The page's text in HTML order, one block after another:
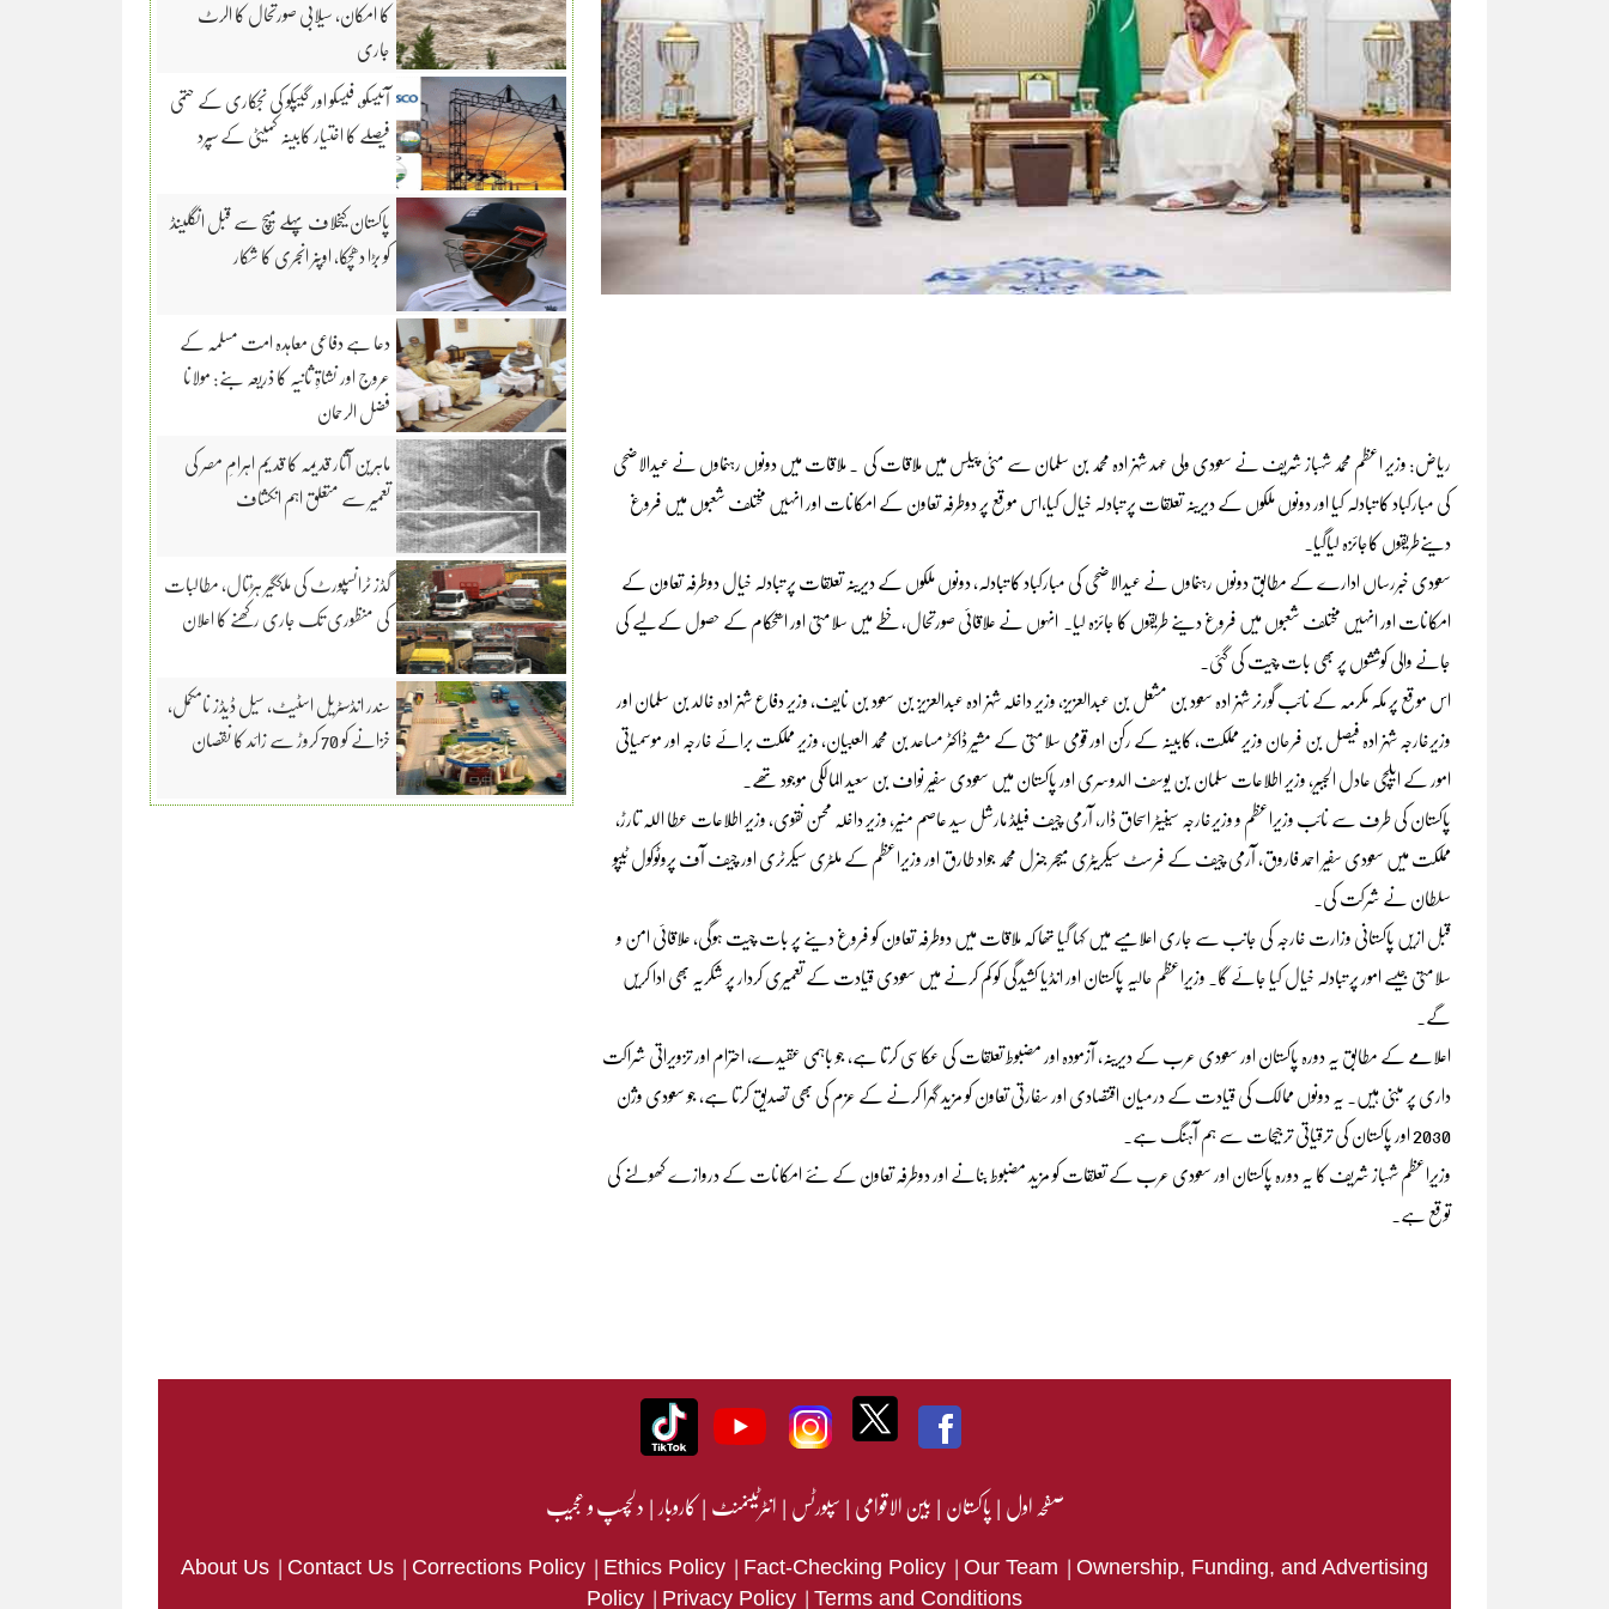
ریاض: وزیر اعظم محمد شہباز شریف نے سعودی ولی عہد شہزادہ محمد بن سلمان سے منیٰ پیلس میں ملاقات کی ۔ ملاقات میں دونوں رہنماوں نے عیدالاضحی
کی مبارکباد کا تبادلہ کیا اور دونوں ملکوں کے دیرینہ تعلقات پر تبادلہ خیال کیا،اس موقع پر دوطرفہ تعاون کے امکانات اور انہیں مختلف شعبوں میں فروغ
دینےطریقوں کاجائزہ لیاگیا۔
سعودی خبررساں ادارے کے مطابق دونوں رہنماوں نے عیدالاضحی کی مبارکباد کا تبادلہ، دونوں ملکوں کے دیرینہ تعلقات پر تبادلہ خیال دوطرفہ تعاون کے
امکانات اور انہیں مختلف شعبوں میں فروغ دینے طریقوں کا جائزہ لیا۔ انہوں نے علاقائی صورتحال، خطے میں سلامتی اور استحکام کے حصول کےلیے کی
جانے والی کوششوں پر بھی بات چیت کی گئی۔
اس موقع پر مکہ مکرمہ کے نائب گورنر شہزادہ سعود بن مشعل بن عبدالعزیز، وزیر داخلہ شہزادہ عبدالعزیز بن سعود بن نایف، وزیر دفاع شہزادہ خالد بن سلمان اور
وزیرخارجہ شہزادہ فیصل بن فرحان وزیر مملکت، کابینہ کے رکن اور قومی سلامتی کے مشیر ڈاکٹر مساعد بن محمد العبیان، وزیر مملکت برائے خارجہ اور موسمیاتی
امور کے ایلچی عادل الجبیر، وزیر اطلاعات سلمان بن یوسف الدوسری اور پاکستان میں سعودی سفیر نواف بن سعید المالکی موجود تھے۔
پاکستان کی طرف سے نائب وزیراعظم و وزیرخارجہ سینیٹر اسحاق ڈار، آرمی چیف فیلڈ مارشل سید عاصم منیر، وزیر داخلہ محسن نقوی، وزیر اطلاعات عطا اللہ تارڑ،
مملکت میں سعودی سفیر احمد فاروق، آرمی چیف کے فرسٹ سیکریٹری میجر جنرل محمد جواد طارق اور وزیراعظم کے ملٹری سیکرٹری اور چیف آف پروٹوکول ٹیپو
سلطان نے شرکت کی۔
قبل ازیں پاکستانی وزارت خارجہ کی جانب سے جاری اعلامیے میں کہا گیا تھا کہ ملاقات میں دوطرفہ تعاون کو فروغ دینے پر بات چیت ہوگی، علاقائی امن و
سلامتی جیسے امور پر تبادلہ خیال کیا جائے گا۔ وزیرِاعظم حالیہ پاکستان اور انڈیا کشیدگی کو کم کرنے میں سعودی قیادت کے تعمیری کردار پر شکریہ بھی ادا کریں
گے۔
اعلامے کے مطابق یہ دورہ پاکستان اور سعودی عرب کے دیرینہ، آزمودہ اور مضبوط تعلقات کی عکاسی کرتا ہے، جو باہمی عقیدے، احترام اور تزویراتی شراکت
داری پر مبنی ہیں۔ یہ دونوں ممالک کی قیادت کے درمیان اقتصادی اور سفارتی تعاون کو مزید گہرا کرنے کے عزم کی بھی تصدیق کرتا ہے، جو سعودی وژن
2030 اور پاکستان کی ترقیاتی ترجیحات سے ہم آہنگ ہے۔
وزیرِاعظم شہباز شریف کا یہ دورہ پاکستان اور سعودی عرب کے تعلقات کو مزید مضبوط بنانے اور دوطرفہ تعاون کے نئے امکانات کے دروازے کھولنے کی
توقع ہے۔
کا امکان، سیلابی صورتحال کا الرٹ
جاری
آئیسکو، فیسکو اور گیپکو کی نجکاری کے حتمی
فیصلے کا اختیار کابینہ کمیٹی کے سپرد
پاکستان کیخلاف پہلے میچ سے قبل انگلینڈ
کو بڑا دھچکا، اوپنر انجری کا شکار
دعا ہے دفاعی معاہدہ امت مسلمہ کے
عروج اور نشاۃِ ثانیہ کا ذریعہ بنے: مولانا
فضل الرحمان
ماہرین آثار قدیمہ کا قدیم اہرامِ مصر کی
تعمیر سے متعلق اہم انکشاف
گڈز ٹرانسپورٹ کی ملکگیر ہڑتال، مطالبات
کی منظوری تک جاری رکھنے کا اعلان
سندر انڈسٹریل اسٹیٹ، سیل ڈیڈز نامکمل،
خزانے کو 70 کروڑ سے زائد کا نقصان
صفحہ اول|پاکستان|بین الاقوامی|سپورٹس|انٹرٹینمنٹ|کاروبار|دلچسپ و عجیب
About Us | Contact Us | Corrections Policy | Ethics Policy | Fact-Checking Policy | Our Team | Ownership, Funding, and Advertising
Policy | Privacy Policy | Terms and Conditions